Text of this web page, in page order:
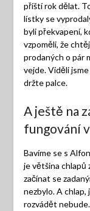
příští rok dělat.
lístky se
byli překvapení,
vzpoměli, že
prodaných o pár
vejde. Viděli
držte palce.
A ještě na
fungování
Bavíme se s
je většina chlapů
začínat se
nezbylo. A chlap,
rozvádět